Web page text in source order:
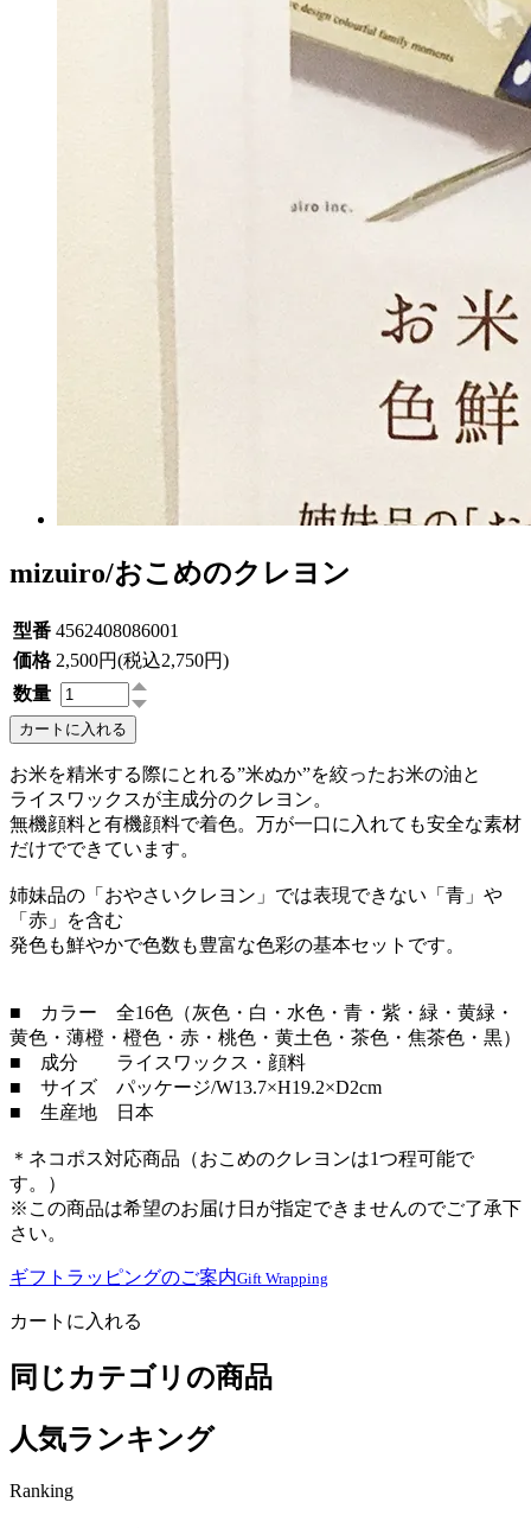
mizuiro/おこめのクレヨン
型番 4562408086001
価格 2,500円(税込2,750円)
数量
カートに入れる
お米を精米する際にとれる”米ぬか”を絞ったお米の油と
ライスワックスが主成分のクレヨン。
無機顔料と有機顔料で着色。万が一口に入れても安全な素材
だけでできています。
姉妹品の「おやさいクレヨン」では表現できない「青」や
「赤」を含む
発色も鮮やかで色数も豊富な色彩の基本セットです。
■ カラー 全16色（灰色・白・水色・青・紫・緑・黄緑・
黄色・薄橙・橙色・赤・桃色・黄土色・茶色・焦茶色・黒）
■ 成分 ライスワックス・顔料
■ サイズ パッケージ/W13.7×H19.2×D2cm
■ 生産地 日本
＊ネコポス対応商品（おこめのクレヨンは1つ程可能で
す。）
※この商品は希望のお届け日が指定できませんのでご了承下
さい。
ギフトラッピングのご案内Gift Wrapping
カートに入れる
同じカテゴリの商品
人気ランキング
Ranking